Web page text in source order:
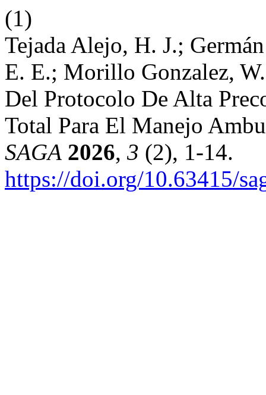
(1)
Tejada Alejo, H. J.;
E. E.; Morillo Gonzalez,
Del Protocolo De Alta
Total Para El Manejo
SAGA 2026, 3 (2), 1-14.
https://doi.org/10.63415/